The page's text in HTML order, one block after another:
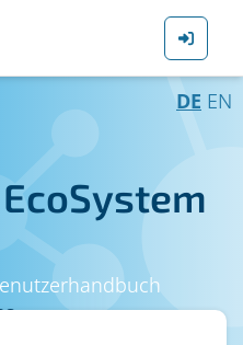
DE EN